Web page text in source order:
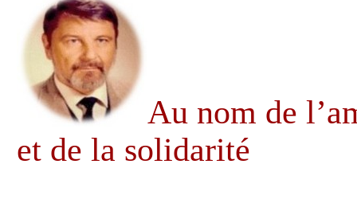
Au nom de
et de la solidarité